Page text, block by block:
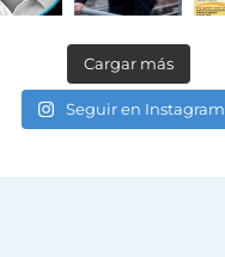
Cargar más
Seguir en Instagram